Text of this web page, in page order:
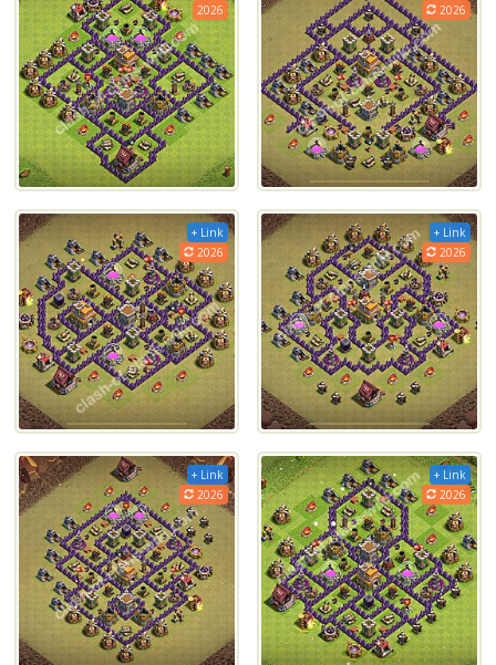
2026
2026
+ Link
2026
+ Link
2026
+ Link
2026
+ Link
2026